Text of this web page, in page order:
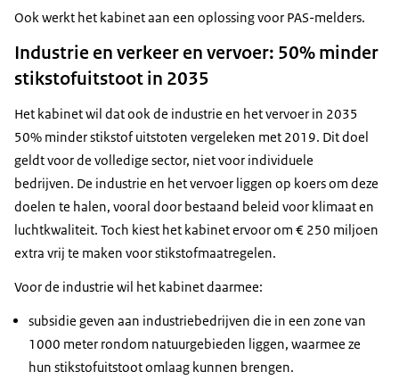
Ook werkt het kabinet aan een oplossing voor PAS-melders.
Industrie en verkeer en vervoer: 50% minder
stikstofuitstoot in 2035
Het kabinet wil dat ook de industrie en het vervoer in 2035
50% minder stikstof uitstoten vergeleken met 2019. Dit doel
geldt voor de volledige sector, niet voor individuele
bedrijven. De industrie en het vervoer liggen op koers om deze
doelen te halen, vooral door bestaand beleid voor klimaat en
luchtkwaliteit. Toch kiest het kabinet ervoor om € 250 miljoen
extra vrij te maken voor stikstofmaatregelen.
Voor de industrie wil het kabinet daarmee:
subsidie geven aan industriebedrijven die in een zone van
1000 meter rondom natuurgebieden liggen, waarmee ze
hun stikstofuitstoot omlaag kunnen brengen.